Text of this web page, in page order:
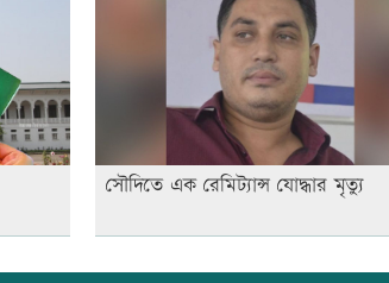
সৌদিতে এক রেমিট্যান্স যোদ্ধার মৃত্যু